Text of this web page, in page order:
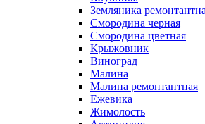
Земляника
Смородина черная
Смородина цветная
Крыжовник
Виноград
Малина
Малина ремонтантная
Ежевика
Жимолость